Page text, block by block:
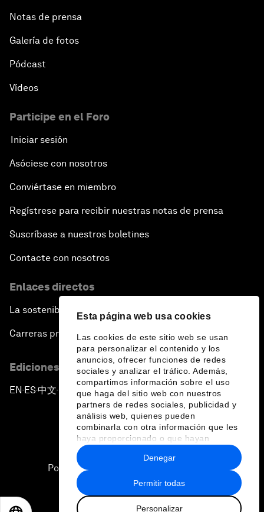
Esta página web usa cookies
Las cookies de este sitio web se usan
para personalizar el contenido y los
anuncios, ofrecer funciones de redes
sociales y analizar el tráfico. Además,
compartimos información sobre el uso
que haga del sitio web con nuestros
partners de redes sociales, publicidad y
análisis web, quienes pueden
combinarla con otra información que les
haya proporcionado o que hayan
recopilado a partir del uso que haya
hecho de sus servicios.
Permitir todas
Personalizar
Denegar
Notas de prensa
Galería de fotos
Pódcast
Vídeos
Participe en el Foro
Iniciar sesión
Asóciese con nosotros
Conviértase en miembro
Regístrese para recibir nuestras notas de prensa
Suscríbase a nuestros boletines
Contacte con nosotros
Enlaces directos
La sostenibilidad en el Foro
Carreras profesionales
Ediciones en otros idiomas
EN ▪ ES▪中文▪ 日本語
Política de privacidad y normas de uso